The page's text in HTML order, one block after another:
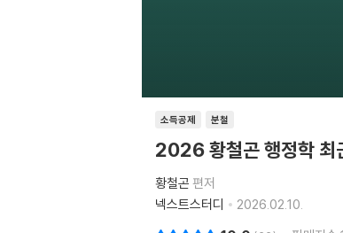
소득공제 분철
2026 황철곤 행정학 최
황철곤 편저
넥스트스터디
2026.02.10.